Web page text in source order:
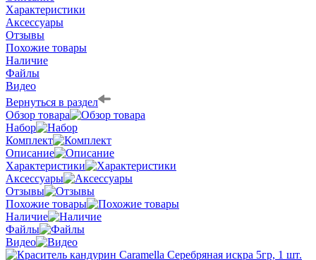
Характеристики
Аксессуары
Отзывы
Похожие товары
Наличие
Файлы
Видео
Вернуться в раздел
Обзор товара
Набор
Комплект
Описание
Характеристики
Аксессуары
Отзывы
Похожие товары
Наличие
Файлы
Видео